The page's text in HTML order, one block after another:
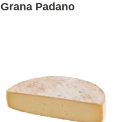
Grana Padano